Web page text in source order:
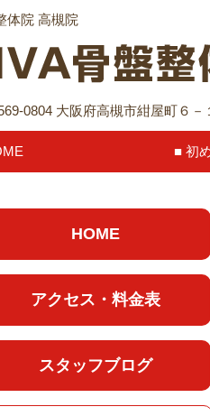
体院 高槻院
0804 大阪府高槻市紺屋町６
初
HOME
アクセス・料金表
スタッフブログ